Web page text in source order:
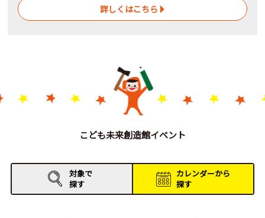
詳しくはこちら
こども未来創造館イベント
対象で
探す
カレンダーから
探す